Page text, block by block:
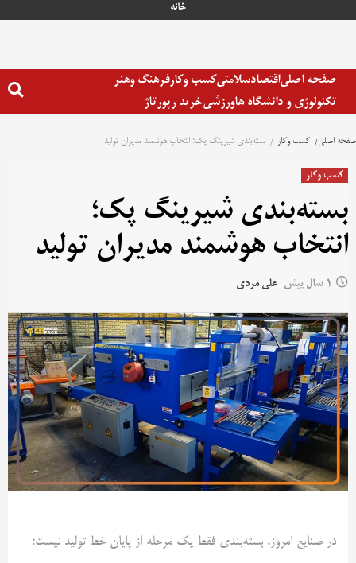
خانه
صفحه اصلیاقتصادسلامتیکسب وکارفرهنگ وهنر
تکنولوژی و دانشگاه هاورزشیخرید رپورتاژ
صفحه اصلی کسب وکار بسته‌بندی شیرینگ پک؛ انتخاب هوشمند مدیران تولید
کسب وکار
بسته‌بندی شیرینگ پک؛
انتخاب هوشمند مدیران تولید
1 سال پیش علی مردی
در صنایع امروز، بسته‌بندی فقط یک مرحله از پایان خط تولید نیست؛